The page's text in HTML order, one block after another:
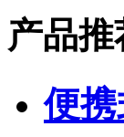
产品推
便